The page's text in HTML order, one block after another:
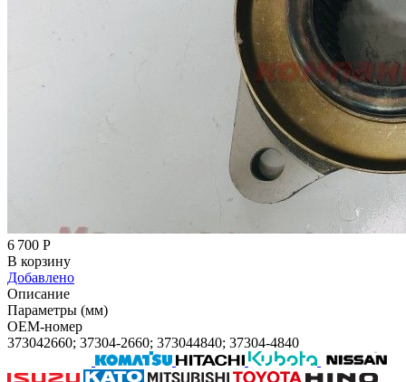
6 700 Р
В корзину
Добавлено
Описание
Параметры (мм)
OEM-номер
373042660; 37304-2660; 373044840; 37304-4840